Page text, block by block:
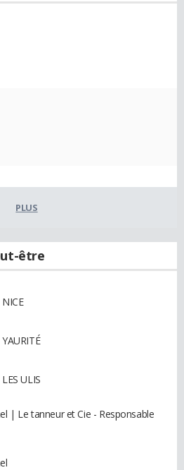
PLUS
être
ULIS
| Le tanneur et Cie - Responsable